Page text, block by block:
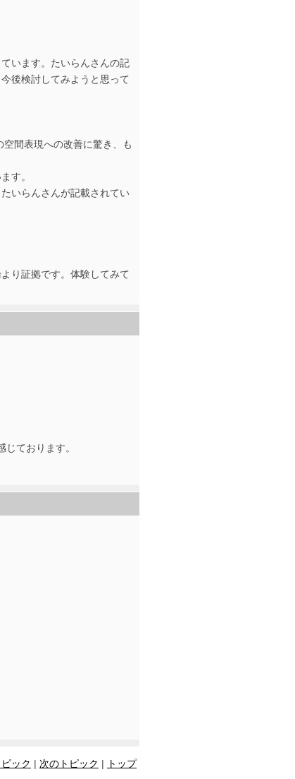
います。たいらんさんの記
後検討してみようと思って
間表現への改善に驚き、も
す。
いらんさんが記載されてい
り証拠です。体験してみて
ております。
ック | 次のトピック | トップ